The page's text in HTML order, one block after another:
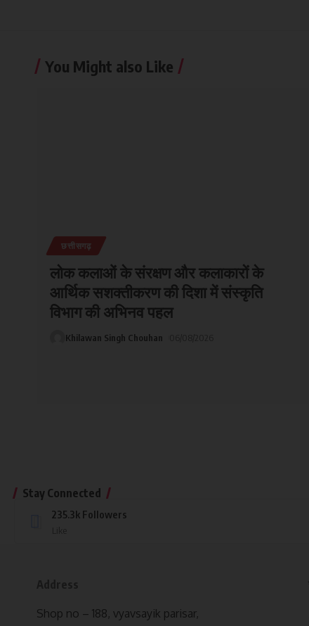
You Might also Like
छत्तीसगढ़
लोक कलाओं के संरक्षण और कलाकारों के
आर्थिक सशक्तीकरण की दिशा में संस्कृति
विभाग की अभिनव पहल
Khilawan Singh Chouhan
Stay Connected
235.3k Followers
Shop no – 188, vyavsayik parisar,